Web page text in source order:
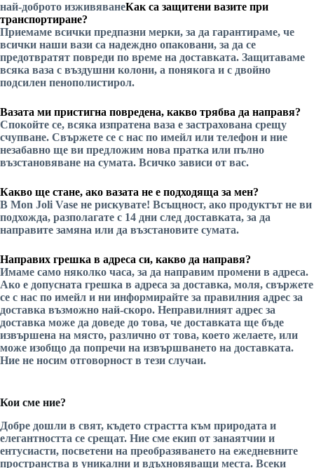
най-доброто изживяванеКак са защитени вазите при
транспортиране?
Приемаме всички предпазни мерки, за да гарантираме, че
всички наши вази са надеждно опаковани, за да се
предотвратят повреди по време на доставката. Защитаваме
всяка ваза с въздушни колони, а понякога и с двойно
подсилен пенополистирол.
Вазата ми пристигна повредена, какво трябва да направя?
Спокойте се, всяка изпратена ваза е застрахована срещу
счупване. Свържете се с нас по имейл или телефон и ние
незабавно ще ви предложим нова пратка или пълно
възстановяване на сумата. Всичко зависи от вас.
Какво ще стане, ако вазата не е подходяща за мен?
В Mon Joli Vase не рискувате! Всъщност, ако продуктът не ви
подхожда, разполагате с 14 дни след доставката, за да
направите замяна или да възстановите сумата.
Направих грешка в адреса си, какво да направя?
Имаме само няколко часа, за да направим промени в адреса.
Ако е допусната грешка в адреса за доставка, моля, свържете
се с нас по имейл и ни информирайте за правилния адрес за
доставка възможно най-скоро. Неправилният адрес за
доставка може да доведе до това, че доставката ще бъде
извършена на място, различно от това, което желаете, или
може изобщо да попречи на извършването на доставката.
Ние не носим отговорност в тези случаи.
Кои сме ние?
Добре дошли в свят, където страстта към природата и
елегантността се срещат. Ние сме екип от занаятчии и
ентусиасти, посветени на преобразяването на ежедневните
пространства в уникални и вдъхновяващи места. Всеки